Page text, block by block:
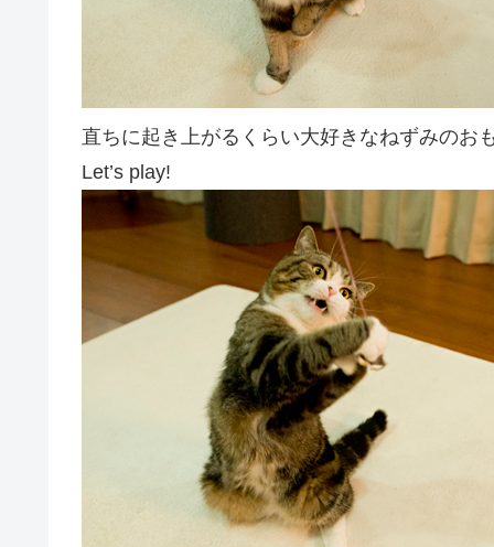
直ちに起き上がるくらい大好きなねずみのお
Let’s play!